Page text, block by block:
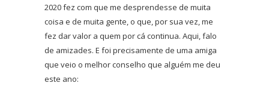
2020 fez com que me desprendesse de muita
coisa e de muita gente, o que, por sua vez, me
fez dar valor a quem por cá continua. Aqui, falo
de amizades. E foi precisamente de uma amiga
que veio o melhor conselho que alguém me deu
este ano: